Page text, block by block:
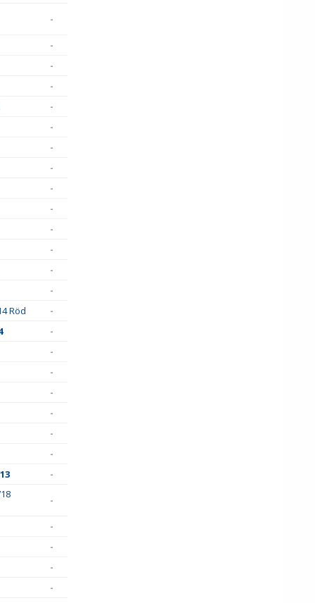
-
-
-
-
-
-
-
-
-
-
-
-
-
-
Röd
-
-
-
-
-
-
-
-
-
-
-
-
-
-